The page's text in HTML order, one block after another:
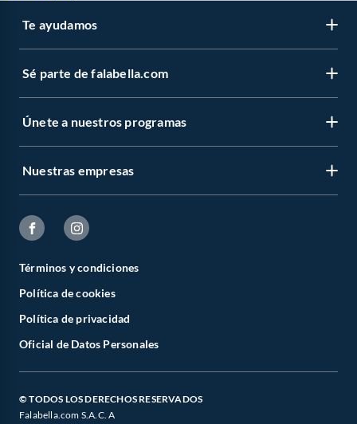
Te ayudamos
Sé parte de falabella.com
Únete a nuestros programas
Nuestras empresas
Términos y condiciones
Política de cookies
Política de privacidad
Oficial de Datos Personales
© TODOS LOS DERECHOS RESERVADOS
Falabella.com S.A.C. A